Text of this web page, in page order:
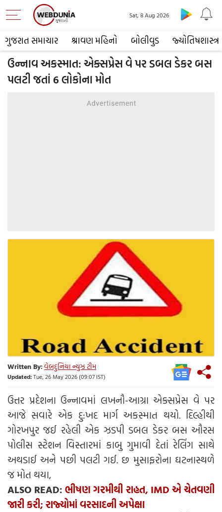
ગુજરાત સમાચાર શ્રાવણ મહિનો બોલીવુડ જ્યોતિષશાસ્ત્ર
Sat, 8 Aug 2026
ઉન્નાવ અકસ્માત: એક્સપ્રેસ વે પર ડબલ ડેકર બસ
પલટી જતાં 6 લોકોના મોત
Written By:વેબદુનિયા ન્યુઝ ટીમ
Updated:Tue, 26 May 2026 (09:07 IST)
ઉત્તર પ્રદેશના ઉન્નાવમાં લખનૌ-આગ્રા એક્સપ્રેસ વે પર
આજે સવારે એક દુ:ખદ માર્ગ અકસ્માત થયો. દિલ્હીથી
ગોરખપુર જઈ રહેલી એક ઝડપી ડબલ ડેકર બસ ઔરસ
પોલીસ સ્ટેશન વિસ્તારમાં કાબુ ગુમાવી દેતાં રેલિંગ સાથે
અથડાઈ અને પછી પલટી ગઈ. છ મુસાફરોના ઘટનાસ્થળે
જ મોત થયા,
ALSO READ:ભીષણ ગરમીથી રાહત, IMD એ ચેતવણી
જારી કરી; રાજ્યોમાં વરસાદની અપેક્ષા